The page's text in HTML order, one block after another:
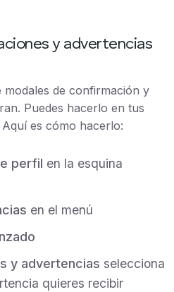
y advertencias
modales de confirmación y
Puedes hacerlo en tus
es cómo hacerlo:
perfil en la esquina
en el menú
y advertencias selecciona
quieres recibir